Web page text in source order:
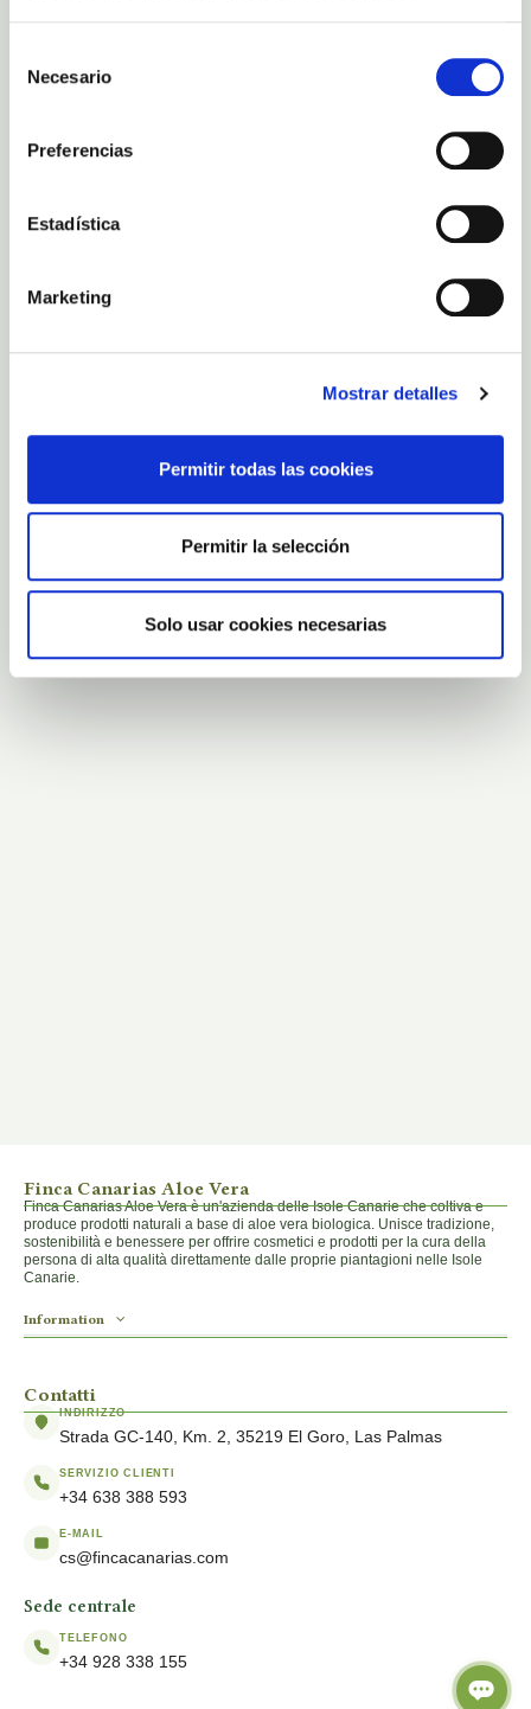
Necesario
Preferencias
Estadística
Marketing
Mostrar detalles
Permitir todas las cookies
Permitir la selección
Solo usar cookies necesarias
Finca Canarias Aloe Vera
Finca Canarias Aloe Vera è un'azienda delle Isole Canarie che coltiva e
produce prodotti naturali a base di aloe vera biologica. Unisce tradizione,
sostenibilità e benessere per offrire cosmetici e prodotti per la cura della
persona di alta qualità direttamente dalle proprie piantagioni nelle Isole
Canarie.
Information
Contatti
INDIRIZZO
Strada GC-140, Km. 2, 35219 El Goro, Las Palmas
SERVIZIO CLIENTI
+34 638 388 593
E-MAIL
cs@fincacanarias.com
Sede centrale
TELEFONO
+34 928 338 155